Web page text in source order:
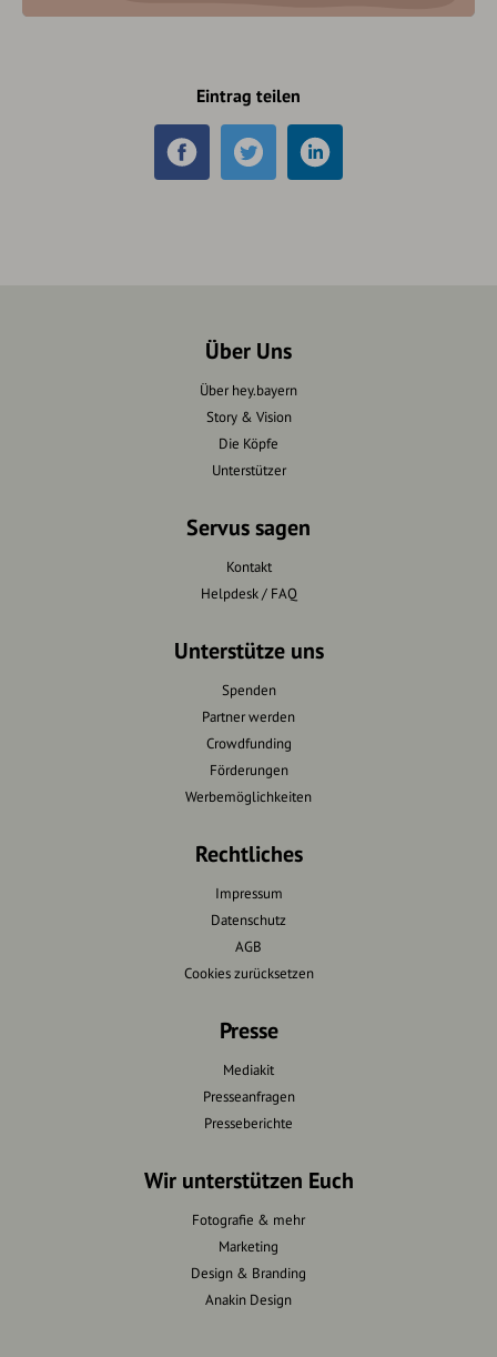
Eintrag teilen
Über Uns
Über hey.bayern
Story & Vision
Die Köpfe
Unterstützer
Servus sagen
Kontakt
Helpdesk / FAQ
Unterstütze uns
Spenden
Partner werden
Crowdfunding
Förderungen
Werbemöglichkeiten
Rechtliches
Impressum
Datenschutz
AGB
Cookies zurücksetzen
Presse
Mediakit
Presseanfragen
Presseberichte
Wir unterstützen Euch
Fotografie & mehr
Marketing
Design & Branding
Anakin Design